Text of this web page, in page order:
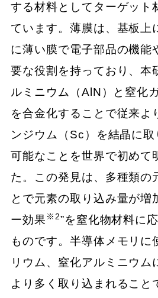
する材料としてターゲット
ています。薄膜は、基板上
に薄い膜で電子部品の機能
要な役割を持っており、本
ルミニウム（AlN）と窒化
を合金化することで従来よ
ンジウム（Sc）を結晶に
可能なことを世界で初めて
た。この発見は、多種類の
とで元素の取り込み量が増
ー効果 ※2”を窒化物材料に
ものです。半導体メモリに
リウム、窒化アルミニウム
より多く取り込まれること